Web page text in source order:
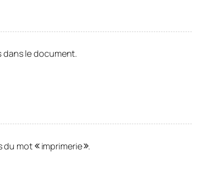
dans le document.
du mot imprimerie .